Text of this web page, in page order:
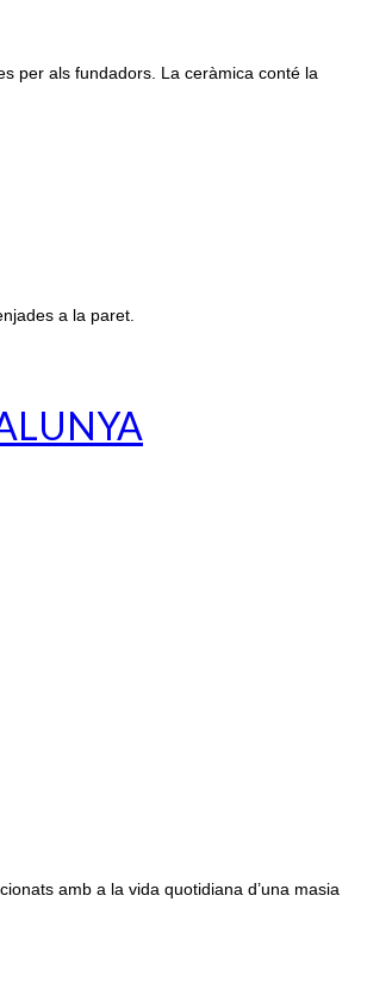
per als fundadors. La ceràmica conté la
a la paret.
amb a la vida quotidiana d’una masia